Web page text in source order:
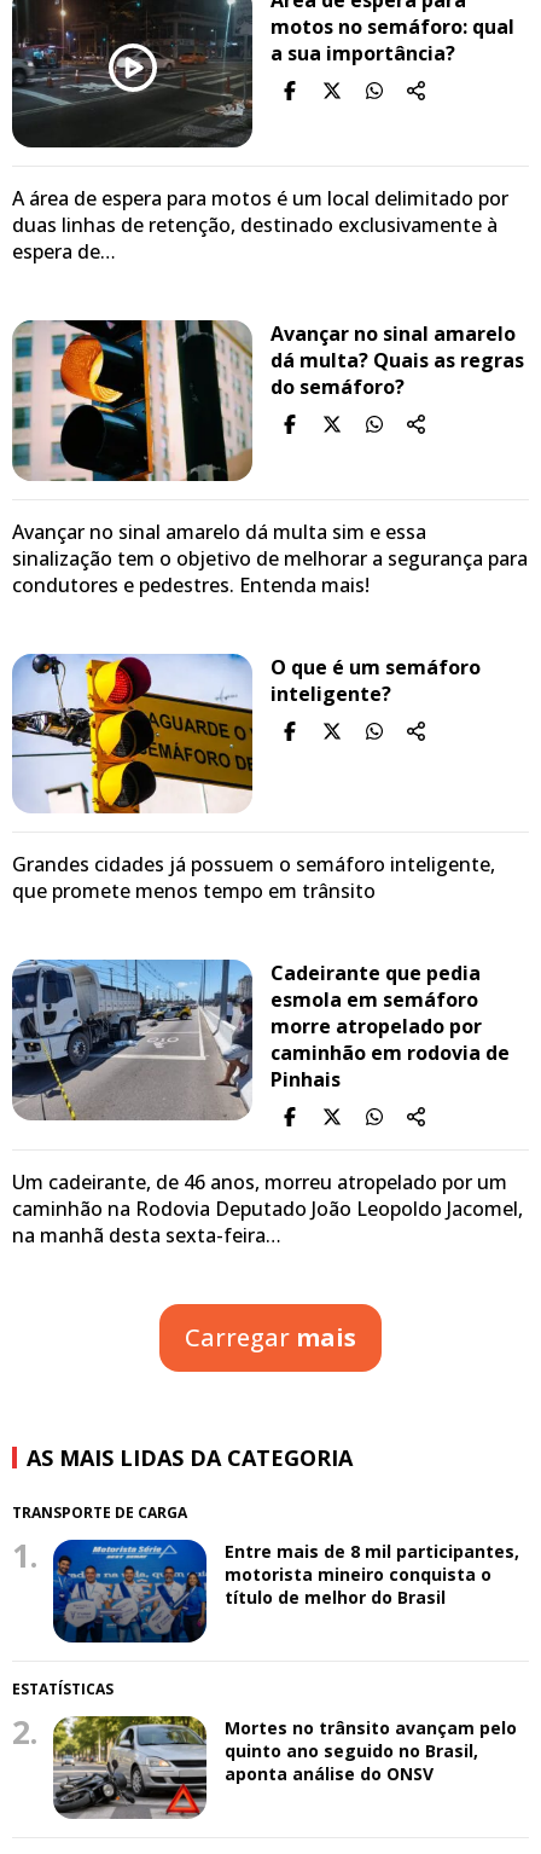
motos no semáforo: qual
a sua importância?
A área de espera para motos é um local delimitado por
duas linhas de retenção, destinado exclusivamente à
espera de…
Avançar no sinal amarelo
dá multa? Quais as regras
do semáforo?
Avançar no sinal amarelo dá multa sim e essa
sinalização tem o objetivo de melhorar a segurança para
condutores e pedestres. Entenda mais!
O que é um semáforo
inteligente?
Grandes cidades já possuem o semáforo inteligente,
que promete menos tempo em trânsito
Cadeirante que pedia
esmola em semáforo
morre atropelado por
caminhão em rodovia de
Pinhais
Um cadeirante, de 46 anos, morreu atropelado por um
caminhão na Rodovia Deputado João Leopoldo Jacomel,
na manhã desta sexta-feira…
Carregar mais
AS MAIS LIDAS DA CATEGORIA
TRANSPORTE DE CARGA
1.
Entre mais de 8 mil participantes,
motorista mineiro conquista o
título de melhor do Brasil
ESTATÍSTICAS
2.
Mortes no trânsito avançam pelo
quinto ano seguido no Brasil,
aponta análise do ONSV